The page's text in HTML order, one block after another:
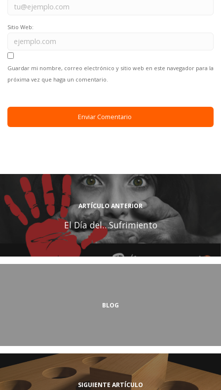
Sitio Web:
Guardar mi nombre, correo electrónico y sitio web en este navegador para la
próxima vez que haga un comentario.
ARTÍCULO ANTERIOR
El Día del…Sufrimiento
BLOG
SIGUIENTE ARTÍCULO